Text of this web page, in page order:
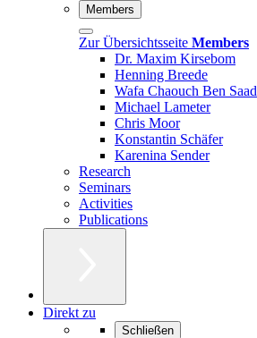
Members
Zur Übersichtsseite Members
Dr. Maxim Kirsebom
Henning Breede
Wafa Chaouch Ben Saad
Michael Lameter
Chris Moor
Konstantin Schäfer
Karenina Sender
Research
Seminars
Activities
Publications
Direkt zu
Schließen